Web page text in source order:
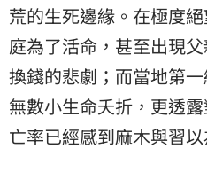
荒的生死邊緣。在極度
庭為了活命，甚至出現
換錢的悲劇；而當地第
無數小生命夭折，更透
亡率已經感到麻木與習以